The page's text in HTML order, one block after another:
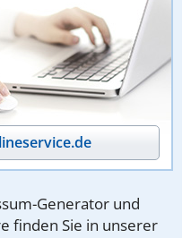
Generator und
finden Sie in unserer